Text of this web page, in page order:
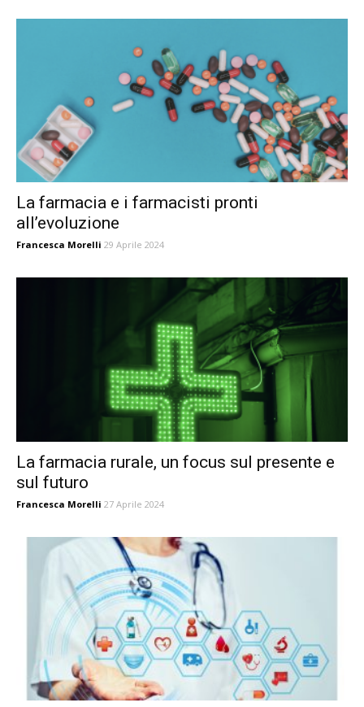
La farmacia e i farmacisti pronti
all’evoluzione
Francesca Morelli 29 Aprile 2024
La farmacia rurale, un focus sul presente e
sul futuro
Francesca Morelli 27 Aprile 2024